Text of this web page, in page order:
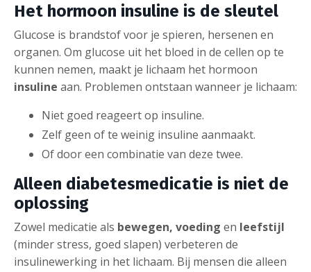
Het hormoon insuline is de sleutel
Glucose is brandstof voor je spieren, hersenen en
organen. Om glucose uit het bloed in de cellen op te
kunnen nemen, maakt je lichaam het hormoon
insuline aan. Problemen ontstaan wanneer je lichaam:
Niet goed reageert op insuline.
Zelf geen of te weinig insuline aanmaakt.
Of door een combinatie van deze twee.
Alleen diabetesmedicatie is niet de
oplossing
Zowel medicatie als bewegen, voeding en leefstijl
(minder stress, goed slapen) verbeteren de
insulinewerking in het lichaam. Bij mensen die alleen